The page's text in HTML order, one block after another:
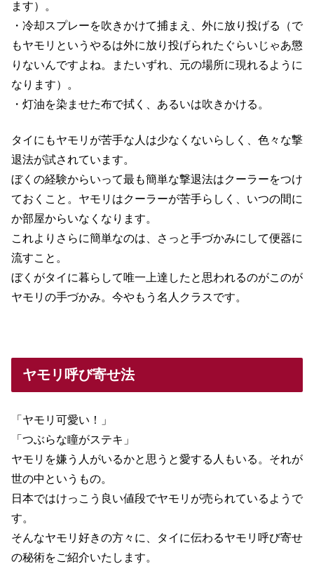
ます）。
・冷却スプレーを吹きかけて捕まえ、外に放り投げる（で
もヤモリというやるは外に放り投げられたぐらいじゃあ懲
りないんですよね。またいずれ、元の場所に現れるように
なります）。
・灯油を染ませた布で拭く、あるいは吹きかける。
タイにもヤモリが苦手な人は少なくないらしく、色々な撃
退法が試されています。
ぼくの経験からいって最も簡単な撃退法はクーラーをつけ
ておくこと。ヤモリはクーラーが苦手らしく、いつの間に
か部屋からいなくなります。
これよりさらに簡単なのは、さっと手づかみにして便器に
流すこと。
ぼくがタイに暮らして唯一上達したと思われるのがこのが
ヤモリの手づかみ。今やもう名人クラスです。
ヤモリ呼び寄せ法
「ヤモリ可愛い！」
「つぶらな瞳がステキ」
ヤモリを嫌う人がいるかと思うと愛する人もいる。それが
世の中というもの。
日本ではけっこう良い値段でヤモリが売られているようで
す。
そんなヤモリ好きの方々に、タイに伝わるヤモリ呼び寄せ
の秘術をご紹介いたします。